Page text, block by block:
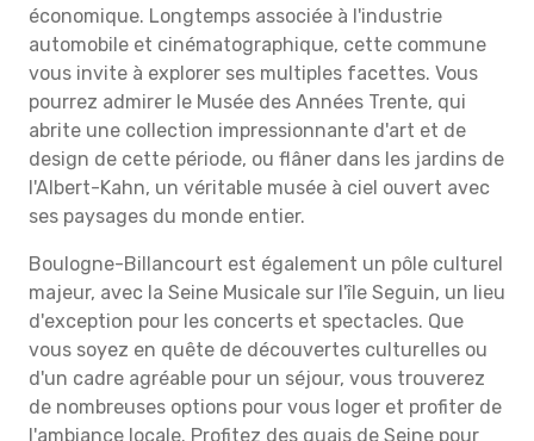
économique. Longtemps associée à l'industrie
automobile et cinématographique, cette commune
vous invite à explorer ses multiples facettes. Vous
pourrez admirer le Musée des Années Trente, qui
abrite une collection impressionnante d'art et de
design de cette période, ou flâner dans les jardins de
l'Albert-Kahn, un véritable musée à ciel ouvert avec
ses paysages du monde entier.
Boulogne-Billancourt est également un pôle culturel
majeur, avec la Seine Musicale sur l'île Seguin, un lieu
d'exception pour les concerts et spectacles. Que
vous soyez en quête de découvertes culturelles ou
d'un cadre agréable pour un séjour, vous trouverez
de nombreuses options pour vous loger et profiter de
l'ambiance locale. Profitez des quais de Seine pour